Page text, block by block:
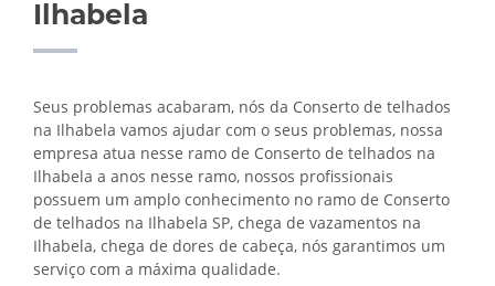
Ilhabela
Seus problemas acabaram, nós da Conserto de telhados
na Ilhabela vamos ajudar com o seus problemas, nossa
empresa atua nesse ramo de Conserto de telhados na
Ilhabela a anos nesse ramo, nossos profissionais
possuem um amplo conhecimento no ramo de Conserto
de telhados na Ilhabela SP, chega de vazamentos na
Ilhabela, chega de dores de cabeça, nós garantimos um
serviço com a máxima qualidade.